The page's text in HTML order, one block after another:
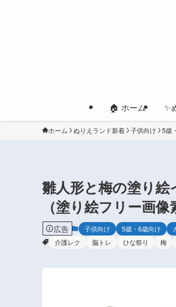
🏠 ホーム ✨
ホーム ぬりえランド新着 子供向け 5歳
雛人形と梅の塗り
（塗り絵フリー画像
広告 子供向け 5歳・6歳向け
介護レク
脳トレ ひな祭り 梅